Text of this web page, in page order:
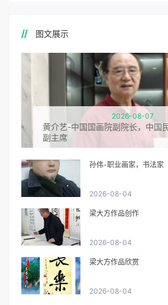
图文展示
2026-08-07
黄介艺-中国国画院副院长，中国
副主席
孙伟-职业画家，书法家
2026-08-04
梁大方作品创作
2026-08-04
梁大方作品欣赏
2026-08-04